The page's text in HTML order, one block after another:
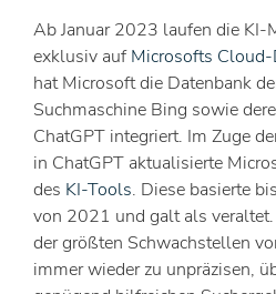
Ab Januar 2023 laufen die KI-
exklusiv aufMicrosofts
hat Microsoft die Datenbank
Suchmaschine Bing sowie
ChatGPT integriert. Im Zuge
in ChatGPT aktualisierte
des KI-Tools. Diese basierte
von 2021 und galt als
der größten Schwachstellen
immer wieder zu unpräzisen,